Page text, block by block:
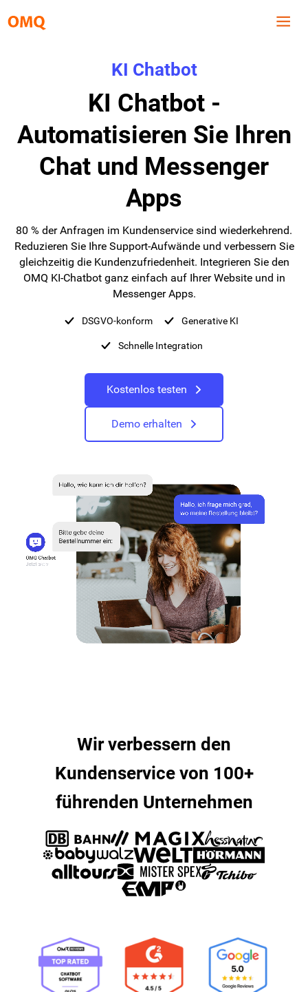
KI Chatbot
KI Chatbot -
Automatisieren Sie Ihren
Chat und Messenger
Apps
80 % der Anfragen im Kundenservice sind wiederkehrend.
Reduzieren Sie Ihre Support-Aufwände und verbessern Sie
gleichzeitig die Kundenzufriedenheit. Integrieren Sie den
OMQ KI-Chatbot ganz einfach auf Ihrer Website und in
Messenger Apps.
DSGVO-konform Generative KI
Schnelle Integration
Kostenlos testen
Demo erhalten
Wir verbessern den
Kundenservice von 100+
führenden Unternehmen